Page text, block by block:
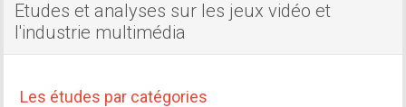
Etudes et analyses sur les jeux vidéo et
l'industrie multimédia
Les études par catégories